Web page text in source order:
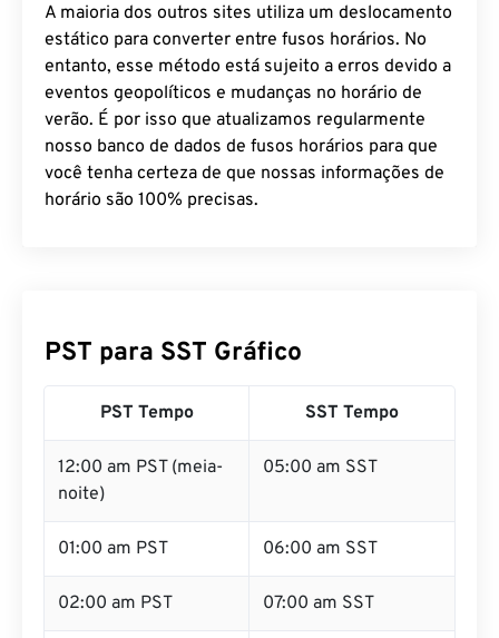
A maioria dos outros sites utiliza um deslocamento
estático para converter entre fusos horários. No
entanto, esse método está sujeito a erros devido a
eventos geopolíticos e mudanças no horário de
verão. É por isso que atualizamos regularmente
nosso banco de dados de fusos horários para que
você tenha certeza de que nossas informações de
horário são 100% precisas.
PST para SST Gráfico
PST Tempo SST Tempo
12:00 am PST (meia-
noite)
05:00 am SST
01:00 am PST 06:00 am SST
02:00 am PST 07:00 am SST